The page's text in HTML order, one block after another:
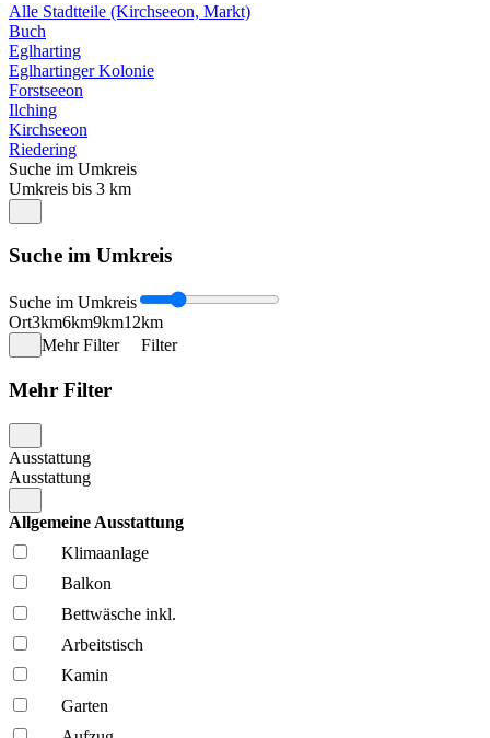
Alle Stadtteile (Kirchseeon, Markt)
Buch
Eglharting
Eglhartinger Kolonie
Forstseeon
Ilching
Kirchseeon
Riedering
Suche im Umkreis
Umkreis bis 3 km
Suche im Umkreis
Suche im Umkreis
Ort3km6km9km12km
Mehr Filter
Filter
Mehr Filter
Ausstattung
Ausstattung
Allgemeine Ausstattung
Klima­anlage
Balkon
Bettwäsche inkl.
Arbeitstisch
Kamin
Garten